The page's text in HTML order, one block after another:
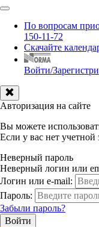
По вопросам
150-11-72
Скачайте
Войти/
Авторизация на сайте
Вы можете
Если у вас нет учетной
Неверный пароль
Неверный логин или
Логин или e-mail:
Пароль:
Забыли пароль?